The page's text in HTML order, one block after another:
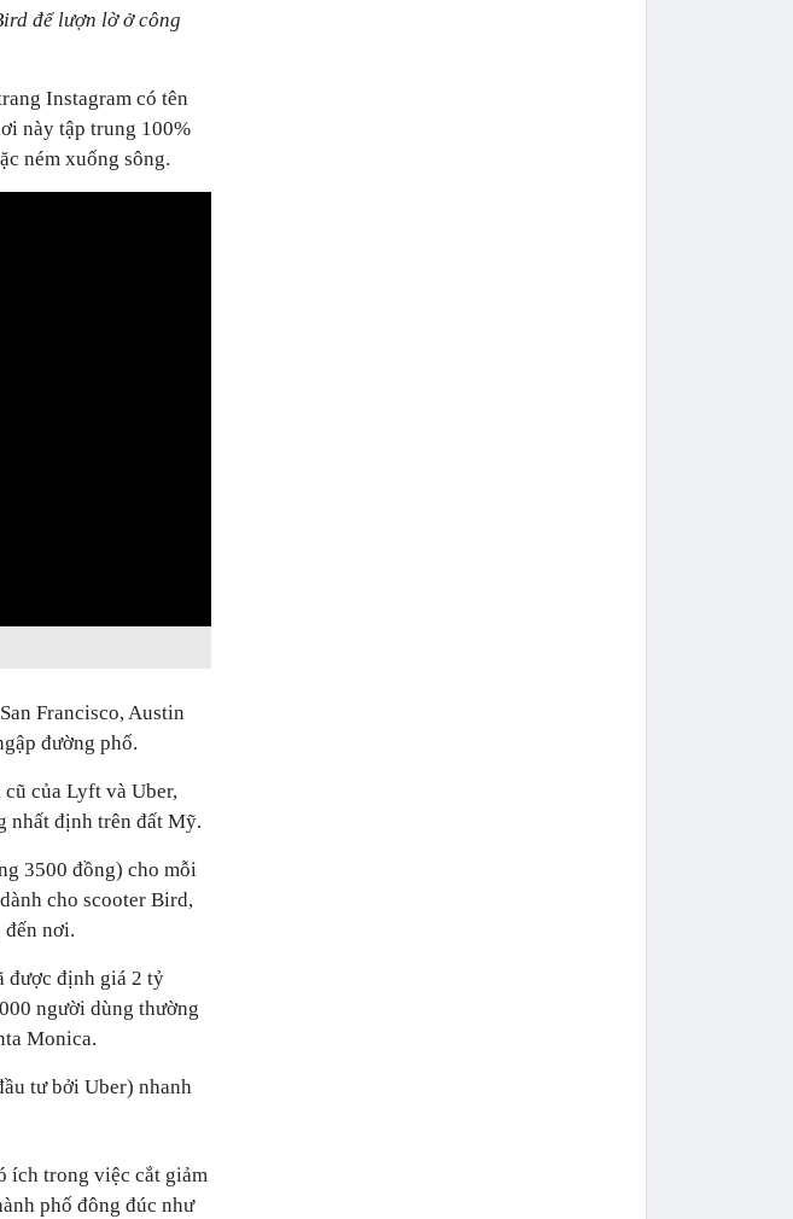
để lượn lờ ở công
Instagram có tên
này tập trung 100%
ném xuống sông.
Francisco, Austin
đường phố.
của Lyft và Uber,
nhất định trên đất Mỹ.
3500 đồng) cho mỗi
cho scooter Bird,
nơi.
được định giá 2 tỷ
người dùng thường
Monica.
tư bởi Uber) nhanh
ích trong việc cắt giảm
phố đông đúc như